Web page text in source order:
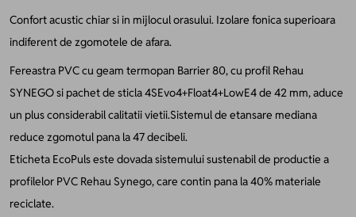
Confort acustic chiar si in mijlocul orasului. Izolare fonica superioara
indiferent de zgomotele de afara.
Fereastra PVC cu geam termopan Barrier 80, cu profil Rehau
SYNEGO si pachet de sticla 4SEvo4+Float4+LowE4 de 42 mm, aduce
un plus considerabil calitatii vietii.Sistemul de etansare mediana
reduce zgomotul pana la 47 decibeli.
Eticheta EcoPuls este dovada sistemului sustenabil de productie a
profilelor PVC Rehau Synego, care contin pana la 40% materiale
reciclate.